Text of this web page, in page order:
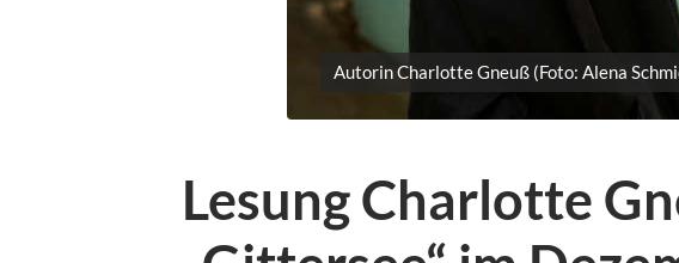
Autorin Charlotte Gneuß (Foto: Alena
Lesung Charlotte